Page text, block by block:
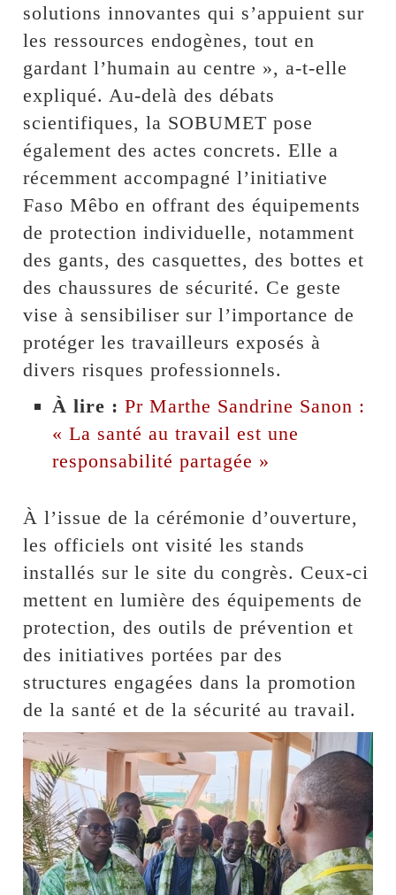
solutions innovantes qui s’appuient sur
les ressources endogènes, tout en
gardant l’humain au centre », a-t-elle
expliqué. Au-delà des débats
scientifiques, la SOBUMET pose
également des actes concrets. Elle a
récemment accompagné l’initiative
Faso Mêbo en offrant des équipements
de protection individuelle, notamment
des gants, des casquettes, des bottes et
des chaussures de sécurité. Ce geste
vise à sensibiliser sur l’importance de
protéger les travailleurs exposés à
divers risques professionnels.
À lire :Pr Marthe Sandrine Sanon :
« La santé au travail est une
responsabilité partagée »
À l’issue de la cérémonie d’ouverture,
les officiels ont visité les stands
installés sur le site du congrès. Ceux-ci
mettent en lumière des équipements de
protection, des outils de prévention et
des initiatives portées par des
structures engagées dans la promotion
de la santé et de la sécurité au travail.